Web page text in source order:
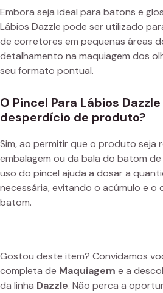
Embora seja ideal para batons e
Lábios Dazzle pode ser utilizado
de corretores em pequenas áreas
detalhamento na maquiagem dos
seu formato pontual.
O Pincel Para Lábios
desperdício de produto?
Sim, ao permitir que o produto seja
embalagem ou da bala do batom
uso do pincel ajuda a dosar a
necessária, evitando o acúmulo e o
batom.
Gostou deste item? Convidamos
completa de Maquiagem e a
da linha Dazzle. Não perca a